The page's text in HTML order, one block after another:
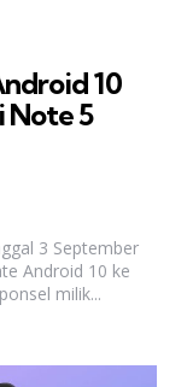
10
Note 5
3 September
Android 10 ke
milik...